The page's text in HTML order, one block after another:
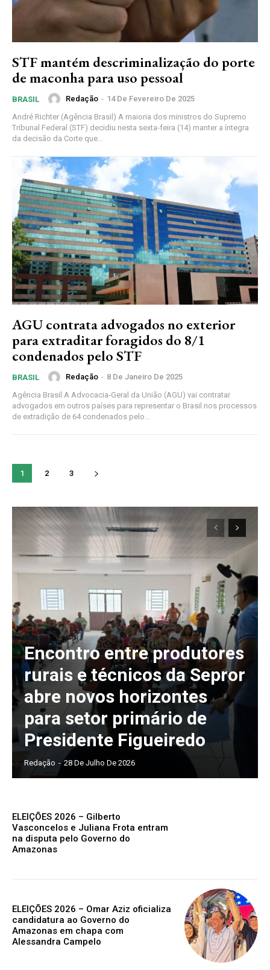
STF mantém descriminalização do porte
de maconha para uso pessoal
BRASIL Redação - 14 De Fevereiro De 2025
André Richter (Agência Brasil) A maioria dos ministros do Supremo
Tribunal Federal (STF) decidiu nesta sexta-feira (14) manter a íntegra
da decisão da Corte que...
AGU contrata advogados no exterior
para extraditar foragidos do 8/1
condenados pelo STF
BRASIL Redação - 8 De Janeiro De 2025
Agência Brasil A Advocacia-Geral da União (AGU) vai contratar
advogados em outros países para representar o Brasil nos processos
de extradição de 64 condenados pelo...
1 2 3
Encontro entre produtores
rurais e técnicos da Sepror
abre novos horizontes
para setor primário de
Presidente Figueiredo
Redação - 28 De Julho De 2026
ELEIÇÕES 2026 – Gilberto
Vasconcelos e Juliana Frota entram
na disputa pelo Governo do
Amazonas
ELEIÇÕES 2026 – Omar Aziz oficializa
candidatura ao Governo do
Amazonas em chapa com
Alessandra Campelo